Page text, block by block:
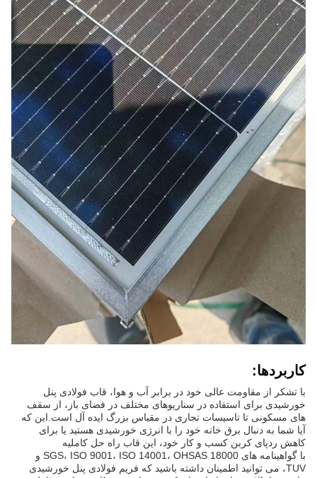
کاربردها:
با تشکر از مقاومت عالی خود در برابر آب و هوا، قاب فولادی پنل
خورشیدی برای استفاده در سناریوهای مختلف در فضای باز، از سقف
های مسکونی تا تاسیسات تجاری در مقیاس بزرگ ایده آل است.این که
آیا شما به دنبال برق خانه خود را با انرژی خورشیدی هستید یا برای
کاهش ردپای کربن کسب و کار خود، اين قاب راه حل کامليه
با گواهینامه های SGS، ISO 9001، ISO 14001، OHSAS 18000 و
TUV، می توانید اطمینان داشته باشید که فریم فولادی پنل خورشیدی